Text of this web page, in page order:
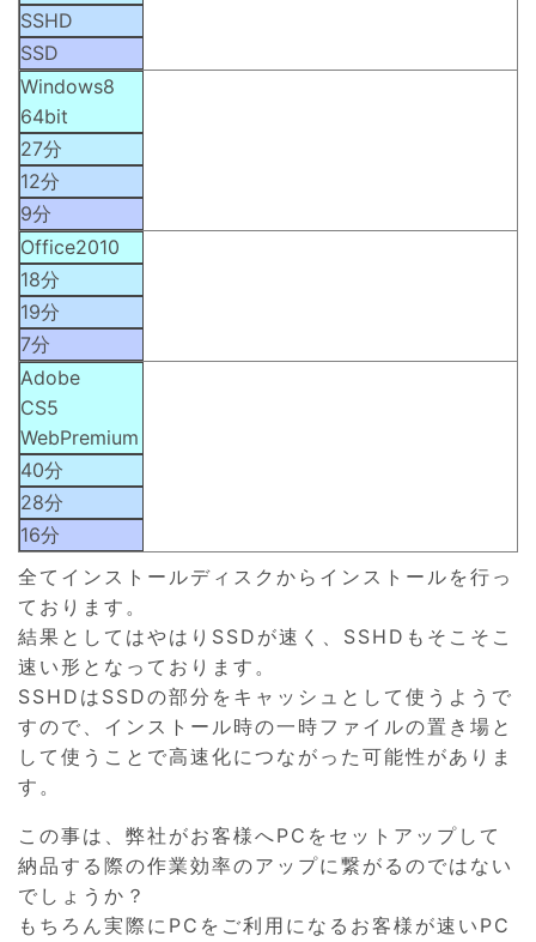
SSHD
SSD
Windows8
64bit
27分
12分
9分
Office2010
18分
19分
7分
Adobe
CS5
WebPremium
40分
28分
16分
全てインストールディスクからインストールを行っ
ております。
結果としてはやはりSSDが速く、SSHDもそこそこ
速い形となっております。
SSHDはSSDの部分をキャッシュとして使うようで
すので、インストール時の一時ファイルの置き場と
して使うことで高速化につながった可能性がありま
す。
この事は、弊社がお客様へPCをセットアップして
納品する際の作業効率のアップに繋がるのではない
でしょうか？
もちろん実際にPCをご利用になるお客様が速いPC